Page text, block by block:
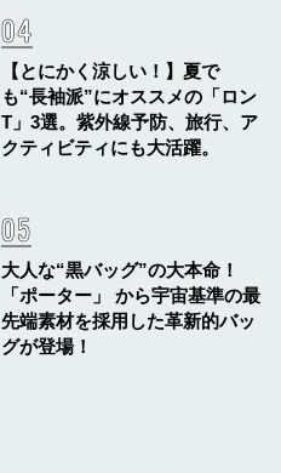
【とにかく涼しい！】夏で
も“長袖派”にオススメの「ロン
T」3選。紫外線予防、旅行、ア
クティビティにも大活躍。
大人な“黒バッグ”の大本命！
「ポーター」 から宇宙基準の最
先端素材を採用した革新的バッ
グが登場！